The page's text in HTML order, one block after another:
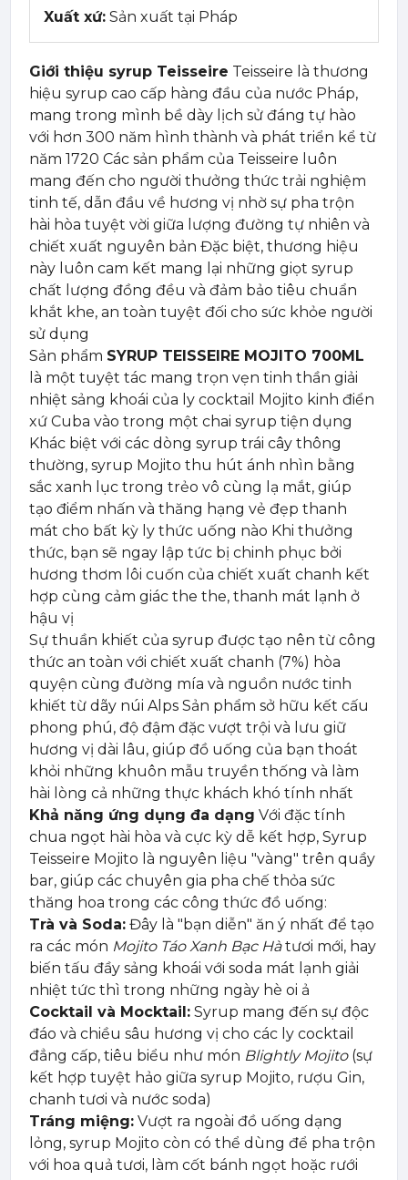
Xuất xứ: Sản xuất tại Pháp
Giới thiệu syrup Teisseire Teisseire là thương
hiệu syrup cao cấp hàng đầu của nước Pháp,
mang trong mình bề dày lịch sử đáng tự hào
với hơn 300 năm hình thành và phát triển kể từ
năm 1720 Các sản phẩm của Teisseire luôn
mang đến cho người thưởng thức trải nghiệm
tinh tế, dẫn đầu về hương vị nhờ sự pha trộn
hài hòa tuyệt vời giữa lượng đường tự nhiên và
chiết xuất nguyên bản Đặc biệt, thương hiệu
này luôn cam kết mang lại những giọt syrup
chất lượng đồng đều và đảm bảo tiêu chuẩn
khắt khe, an toàn tuyệt đối cho sức khỏe người
sử dụng
Sản phẩm SYRUP TEISSEIRE MOJITO 700ML
là một tuyệt tác mang trọn vẹn tinh thần giải
nhiệt sảng khoái của ly cocktail Mojito kinh điển
xứ Cuba vào trong một chai syrup tiện dụng
Khác biệt với các dòng syrup trái cây thông
thường, syrup Mojito thu hút ánh nhìn bằng
sắc xanh lục trong trẻo vô cùng lạ mắt, giúp
tạo điểm nhấn và thăng hạng vẻ đẹp thanh
mát cho bất kỳ ly thức uống nào Khi thưởng
thức, bạn sẽ ngay lập tức bị chinh phục bởi
hương thơm lôi cuốn của chiết xuất chanh kết
hợp cùng cảm giác the the, thanh mát lạnh ở
hậu vị
Sự thuần khiết của syrup được tạo nên từ công
thức an toàn với chiết xuất chanh (7%) hòa
quyện cùng đường mía và nguồn nước tinh
khiết từ dãy núi Alps Sản phẩm sở hữu kết cấu
phong phú, độ đậm đặc vượt trội và lưu giữ
hương vị dài lâu, giúp đồ uống của bạn thoát
khỏi những khuôn mẫu truyền thống và làm
hài lòng cả những thực khách khó tính nhất
Khả năng ứng dụng đa dạng Với đặc tính
chua ngọt hài hòa và cực kỳ dễ kết hợp, Syrup
Teisseire Mojito là nguyên liệu "vàng" trên quầy
bar, giúp các chuyên gia pha chế thỏa sức
thăng hoa trong các công thức đồ uống:
Trà và Soda: Đây là "bạn diễn" ăn ý nhất để tạo
ra các món Mojito Táo Xanh Bạc Hàtươi mới, hay
biến tấu đầy sảng khoái với soda mát lạnh giải
nhiệt tức thì trong những ngày hè oi ả
Cocktail và Mocktail: Syrup mang đến sự độc
đáo và chiều sâu hương vị cho các ly cocktail
đẳng cấp, tiêu biểu như món Blightly Mojito(sự
kết hợp tuyệt hảo giữa syrup Mojito, rượu Gin,
chanh tươi và nước soda)
Tráng miệng: Vượt ra ngoài đồ uống dạng
lỏng, syrup Mojito còn có thể dùng để pha trộn
với hoa quả tươi, làm cốt bánh ngọt hoặc rưới